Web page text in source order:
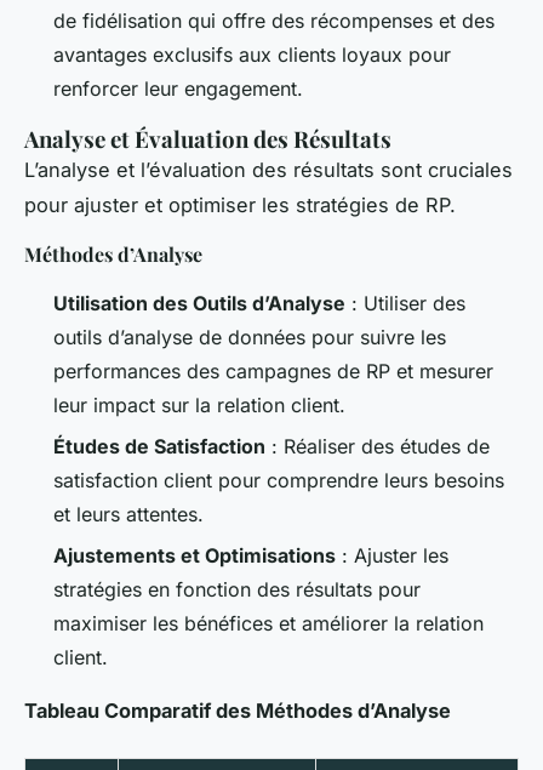
de fidélisation qui offre des récompenses et des
avantages exclusifs aux clients loyaux pour
renforcer leur engagement.
Analyse et Évaluation des Résultats
L’analyse et l’évaluation des résultats sont cruciales
pour ajuster et optimiser les stratégies de RP.
Méthodes d’Analyse
Utilisation des Outils d’Analyse : Utiliser des
outils d’analyse de données pour suivre les
performances des campagnes de RP et mesurer
leur impact sur la relation client.
Études de Satisfaction : Réaliser des études de
satisfaction client pour comprendre leurs besoins
et leurs attentes.
Ajustements et Optimisations : Ajuster les
stratégies en fonction des résultats pour
maximiser les bénéfices et améliorer la relation
client.
Tableau Comparatif des Méthodes d’Analyse